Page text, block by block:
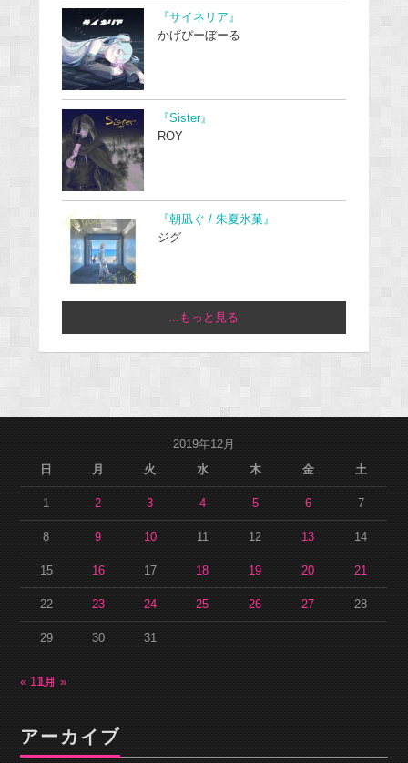
『サイネリア』
かげぴーぼーる
『Sister』
ROY
『朝凪ぐ / 朱夏氷菓』
ジグ
...もっと見る
2019年12月
日
月 火 水 木 金 土
1 2 3 4 5 6 7
8 9 10 11 12 13 14
15 16 17 18 19 20 21
22 23 24 25 26 27 28
29 30 31
« 11月1月 »
アーカイブ